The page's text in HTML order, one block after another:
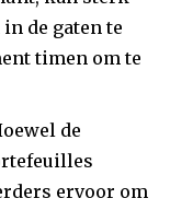
de gaten te
timen om te
de
ervoor om